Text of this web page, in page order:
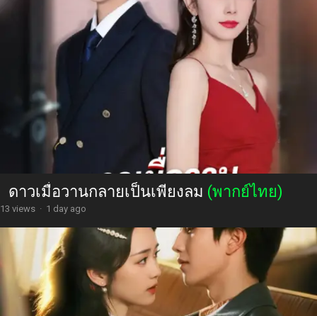
ดาวเมื่อวานกลายเป็นเพียงลม (พากย์ไทย)
13 views · 1 day ago